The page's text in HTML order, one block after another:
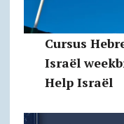
Cursus
Israël
Help Israël